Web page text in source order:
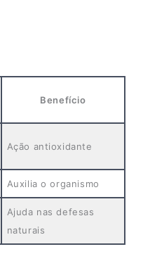
Benefício
Ação antioxidante
Auxilia o organismo
Ajuda nas defesas
naturais